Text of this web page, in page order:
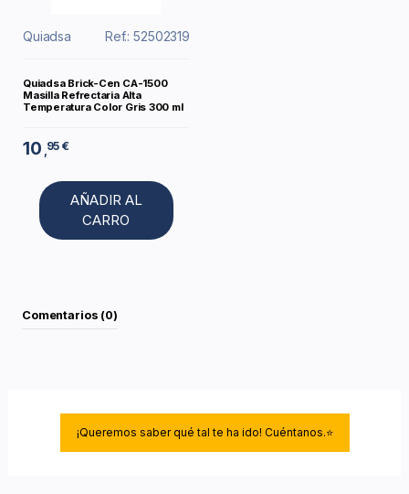
Quiadsa Ref.: 52502319
Quiadsa Brick-Cen CA-1500
Masilla Refrectaria Alta
Temperatura Color Gris 300 ml
10 95 €
AÑADIR AL
CARRO
Comentarios (0)
¡Queremos saber qué tal te ha ido! Cuéntanos.⭐